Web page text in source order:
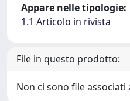
Appare nelle tipologie:
1.1 Articolo in rivista
File in questo prodotto:
Non ci sono file